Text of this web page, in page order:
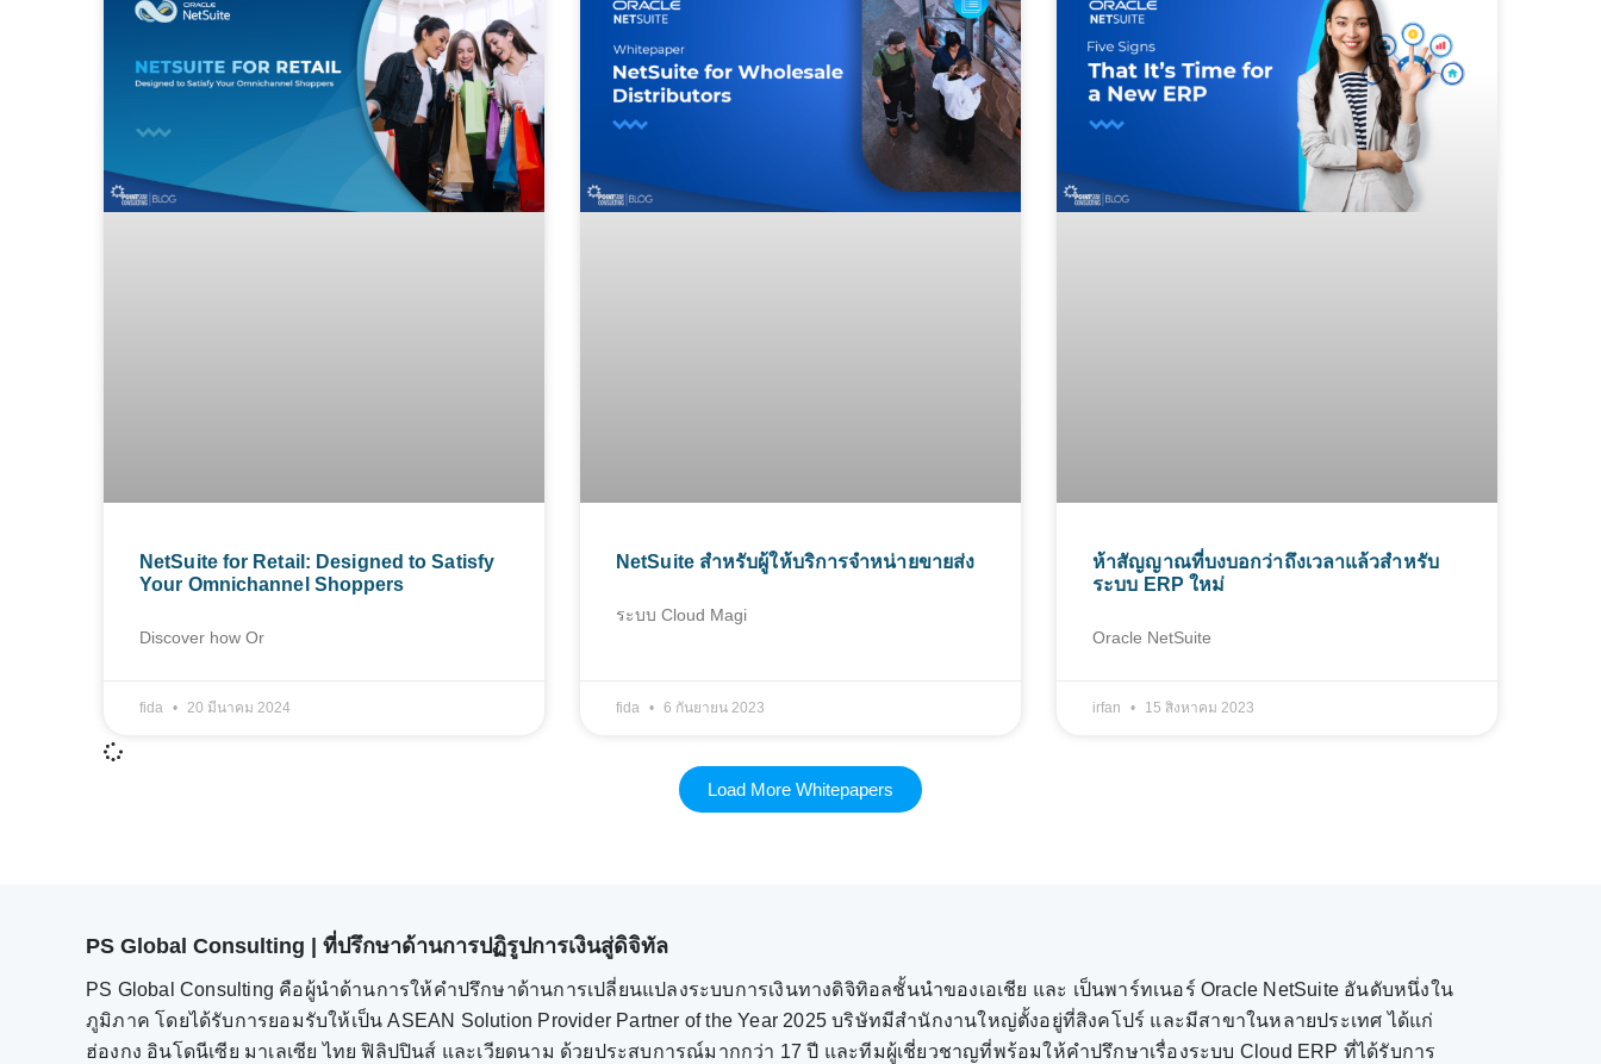
NetSuite for Retail: Designed to Satisfy
Your Omnichannel Shoppers
Discover how Or
fida 20 มีนาคม 2024
NetSuite สำหรับผู้ให้บริการจำหน่ายขายส่ง
ระบบ Cloud Magi
fida 6 กันยายน 2023
ห้าสัญญาณที่บงบอกว่าถึงเวลาแล้วสำหรับ
ระบบ ERP ใหม่
Oracle NetSuite
irfan 15 สิงหาคม 2023
Load More Whitepapers
PS Global Consulting | ที่ปรึกษาด้านการปฏิรูปการเงินสู่ดิจิทัล
PS Global Consulting คือผู้นำด้านการให้คำปรึกษาด้านการเปลี่ยนแปลงระบบการเงินทางดิจิทิอลชั้นนำของเอเชีย และ เป็นพาร์ทเนอร์ Oracle NetSuite อันดับหนึ่งใน
ภูมิภาค โดยได้รับการยอมรับให้เป็น ASEAN Solution Provider Partner of the Year 2025 บริษัทมีสำนักงานใหญ่ตั้งอยู่ที่สิงคโปร์ และมีสาขาในหลายประเทศ ได้แก่
ฮ่องกง อินโดนีเซีย มาเลเซีย ไทย ฟิลิปปินส์ และเวียดนาม ด้วยประสบการณ์มากกว่า 17 ปี และทีมผู้เชี่ยวชาญที่พร้อมให้คำปรึกษาเรื่องระบบ Cloud ERP ที่ได้รับการ